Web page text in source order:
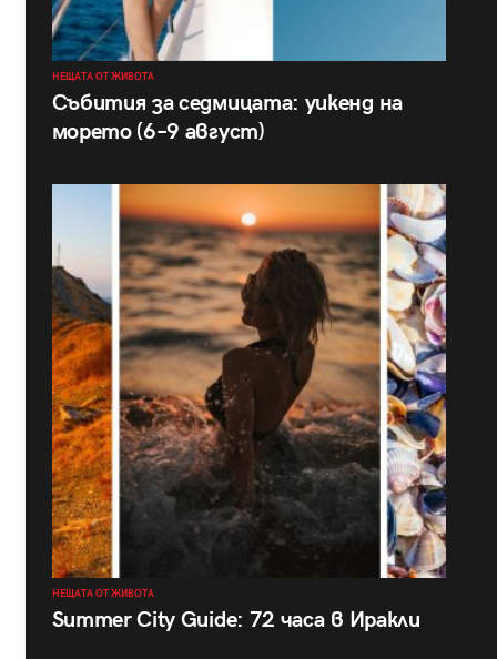
НЕЩАТА ОТ ЖИВОТА
Събития за седмицата: уикенд на
морето (6–9 август)
НЕЩАТА ОТ ЖИВОТА
Summer City Guide: 72 часа в Иракли